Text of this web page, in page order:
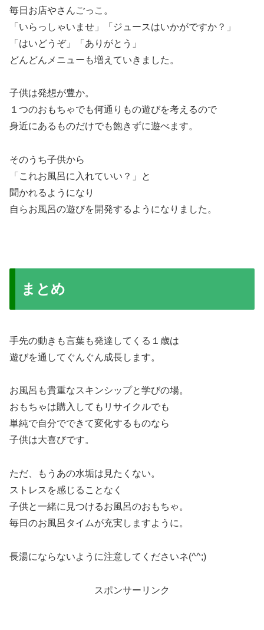
毎日お店やさんごっこ。
「いらっしゃいませ」「ジュースはいかがですか？」
「はいどうぞ」「ありがとう」
どんどんメニューも増えていきました。
子供は発想が豊か。
１つのおもちゃでも何通りもの遊びを考えるので
身近にあるものだけでも飽きずに遊べます。
そのうち子供から
「これお風呂に入れていい？」と
聞かれるようになり
自らお風呂の遊びを開発するようになりました。
まとめ
手先の動きも言葉も発達してくる１歳は
遊びを通してぐんぐん成長します。
お風呂も貴重なスキンシップと学びの場。
おもちゃは購入してもリサイクルでも
単純で自分でできて変化するものなら
子供は大喜びです。
ただ、もうあの水垢は見たくない。
ストレスを感じることなく
子供と一緒に見つけるお風呂のおもちゃ。
毎日のお風呂タイムが充実しますように。
長湯にならないように注意してくださいネ(^^;)
スポンサーリンク